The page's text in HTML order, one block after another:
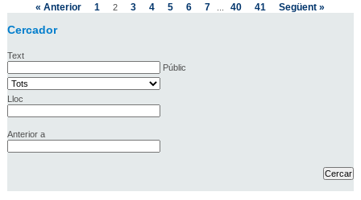
« Anterior 1 2 3 4 5 6 7 40 41 Següent »
Cercador
Text
Públic
Lloc
Anterior a